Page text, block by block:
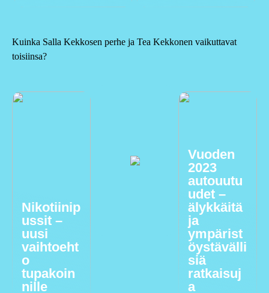
Kuinka Salla Kekkosen perhe ja Tea Kekkonen vaikuttavat
toisiinsa?
Nikotiinip
ussit –
uusi
vaihtoeht
o
tupakoin
nille
Vuoden
2023
autouutu
udet –
älykkäitä
ja
ympärist
öystävälli
siä
ratkaisuj
a